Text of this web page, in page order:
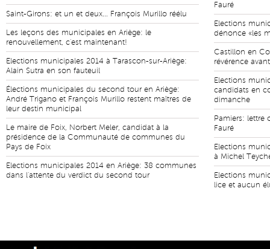
Saint-Girons: et un et deux... François Murillo réélu
Les leçons des municipales en Ariège: le
renouvellement, c'est maintenant!
Elections municipales 2014 à Tarascon-sur-Ariège:
Alain Sutra en son fauteuil
Élections municipales du second tour en Ariège:
André Trigano et François Murillo restent maîtres de
leur destin municipal
Le maire de Foix, Norbert Meler, candidat à la
présidence de la Communauté de communes du
Pays de Foix
Elections municipales 2014 en Ariège: 38 communes
dans l'attente du verdict du second tour
Fauré
Elections
dénonce «les
Castillon en
révérence
Elections
candidats en
dimanche
Pamiers: lettre
Fauré
Elections
à Michel
Elections
lice et aucun